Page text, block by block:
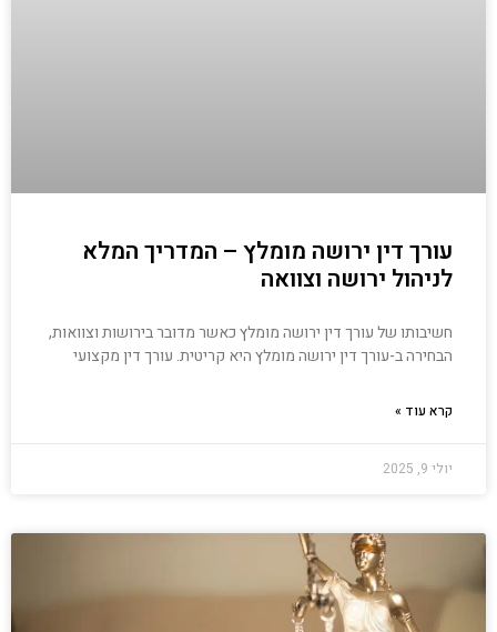
עורך דין ירושה מומלץ – המדריך המלא
לניהול ירושה וצוואה
חשיבותו של עורך דין ירושה מומלץ כאשר מדובר בירושות וצוואות,
הבחירה ב-עורך דין ירושה מומלץ היא קריטית. עורך דין מקצועי
קרא עוד »
יולי 9, 2025